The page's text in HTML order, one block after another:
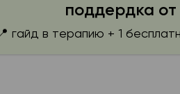
поддердка от
гайд в терапию + 1